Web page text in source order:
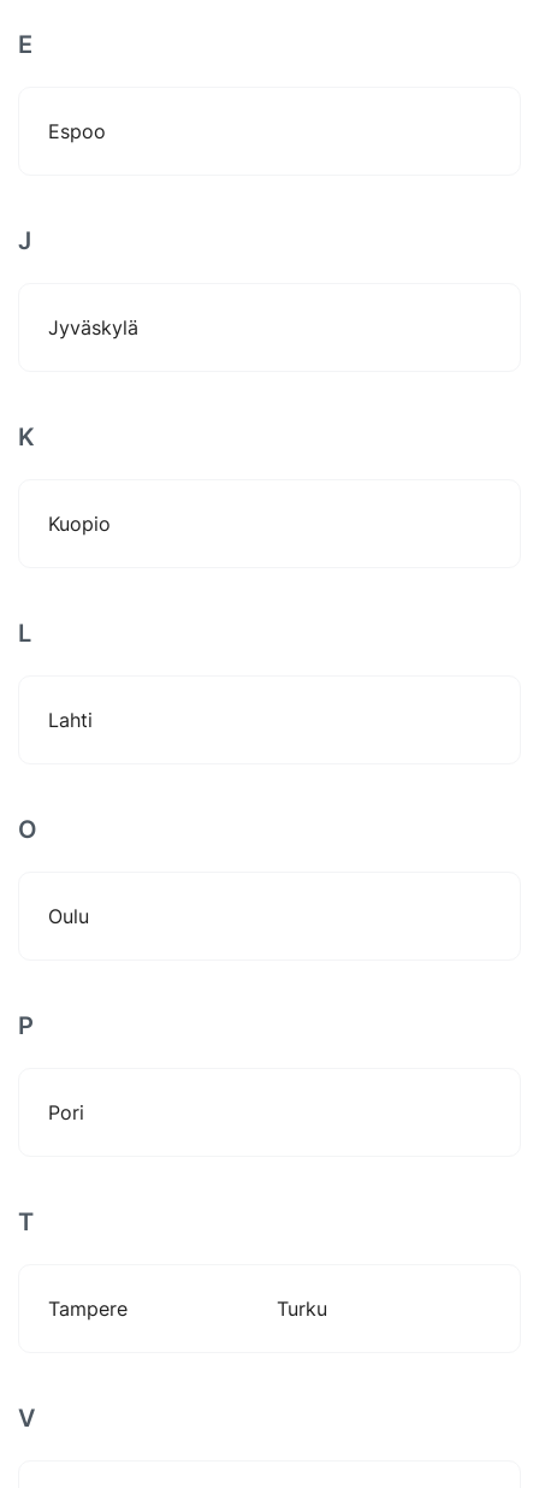
E
Espoo
J
Jyväskylä
K
Kuopio
L
Lahti
O
Oulu
P
Pori
T
Tampere Turku
V